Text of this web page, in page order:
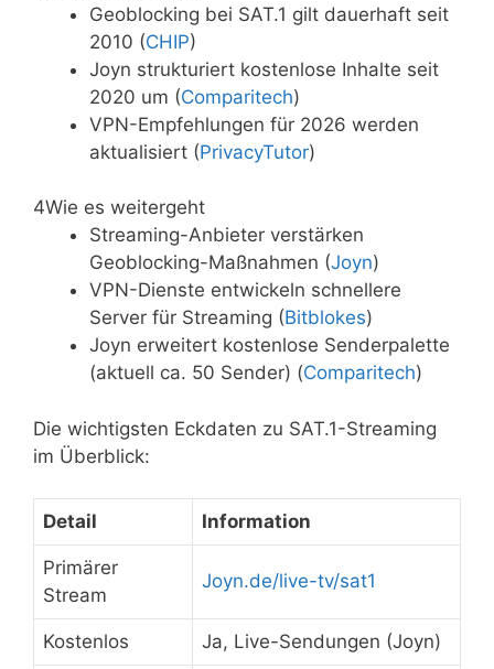
Geoblocking bei SAT.1 gilt dauerhaft seit
2010 (CHIP)
Joyn strukturiert kostenlose Inhalte seit
2020 um (Comparitech)
VPN-Empfehlungen für 2026 werden
aktualisiert (PrivacyTutor)
4Wie es weitergeht
Streaming-Anbieter verstärken
Geoblocking-Maßnahmen (Joyn)
VPN-Dienste entwickeln schnellere
Server für Streaming (Bitblokes)
Joyn erweitert kostenlose Senderpalette
(aktuell ca. 50 Sender) (Comparitech)
Die wichtigsten Eckdaten zu SAT.1-Streaming
im Überblick:
Detail Information
Primärer
Stream
Joyn.de/live-tv/sat1
Kostenlos Ja, Live-Sendungen (Joyn)